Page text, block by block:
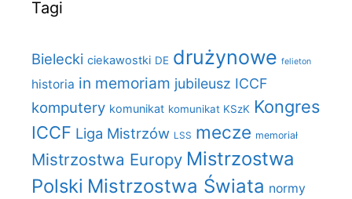
Tagi
Bielecki ciekawostki DE drużynowe felieton
historia in memoriam jubileusz ICCF
komputery komunikat komunikat KSzK Kongres
ICCF Liga Mistrzów LSS mecze memoriał
Mistrzostwa Europy Mistrzostwa
Polski Mistrzostwa Świata normy